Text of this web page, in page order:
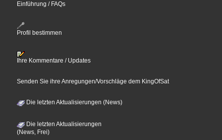
Einführung / FAQs
Profil bestimmen
Ihre Kommentare / Updates
Senden Sie ihre Anregungen/Vorschläge dem KingOfSat
Die letzten Aktualisierungen (News)
Die letzten Aktualisierungen
(News, Frei)